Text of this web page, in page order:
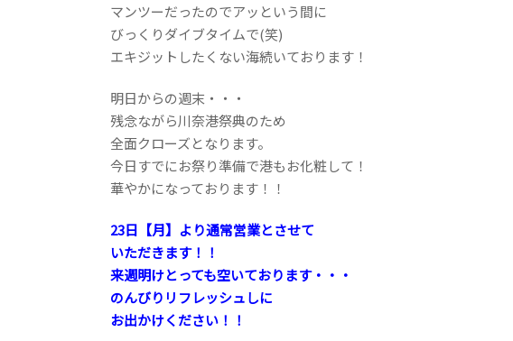
マンツーだったのでアッという間に
びっくりダイブタイムで(笑)
エキジットしたくない海続いております！
明日からの週末・・・
残念ながら川奈港祭典のため
全面クローズとなります。
今日すでにお祭り準備で港もお化粧して！
華やかになっております！！
23日【月】より通常営業とさせて
いただきます！！
来週明けとっても空いております・・・
のんびりリフレッシュしに
お出かけください！！